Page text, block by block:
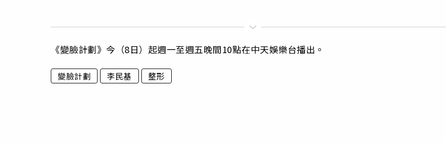
《變臉計劃》今（8日）起週一至週五晚間10點在中天娛樂台播出。
變臉計劃 李民基 整形